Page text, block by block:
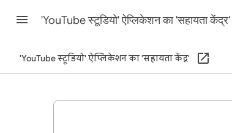
'YouTube स्टूडियो' ऐप्लिकेशन का 'सहायता केंद्र'
'YouTube स्टूडियो' ऐप्लिकेशन का 'सहायता केंद्र'